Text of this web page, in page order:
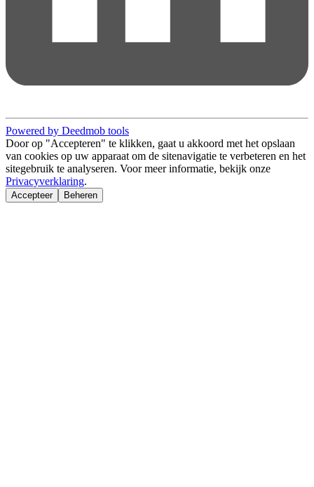
Powered by Deedmob tools
Door op "Accepteren" te klikken, gaat u akkoord met het opslaan
van cookies op uw apparaat om de sitenavigatie te verbeteren en het
sitegebruik te analyseren. Voor meer informatie, bekijk onze
Privacyverklaring.
Accepteer Beheren